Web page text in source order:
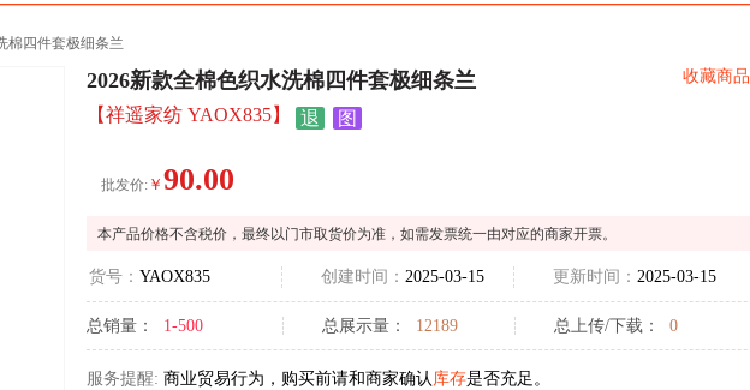
棉四件套极细条兰
2026新款全棉色织水洗棉四件套极细条兰 收藏商品
【祥遥家纺 YAOX835】 退 图
批发价: ￥ 90.00
本产品价格不含税价，最终以门市取货价为准，如需发票统一由对应的商家开票。
货号： YAOX835 创建时间： 2025-03-15 更新时间： 2025-03-15
总销量： 1-500 总展示量： 12189 总上传/下载： 0
服务提醒: 商业贸易行为，购买前请和商家确认 库存是否充足。